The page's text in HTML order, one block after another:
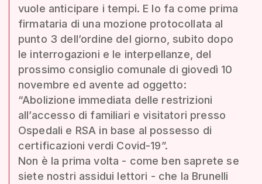
vuole anticipare i tempi. E lo fa come prima
firmataria di una mozione protocollata al
punto 3 dell’ordine del giorno, subito dopo
le interrogazioni e le interpellanze, del
prossimo consiglio comunale di giovedì 10
novembre ed avente ad oggetto:
“Abolizione immediata delle restrizioni
all’accesso di familiari e visitatori presso
Ospedali e RSA in base al possesso di
certificazioni verdi Covid-19”.
Non è la prima volta - come ben saprete se
siete nostri assidui lettori - che la Brunelli